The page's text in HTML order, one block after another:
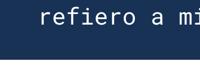
refiero a